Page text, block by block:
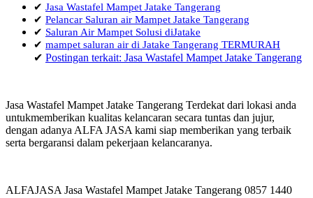
✔ Jasa Wastafel Mampet Jatake Tangerang
✔ Pelancar Saluran air Mampet Jatake Tangerang
✔ Saluran Air Mampet Solusi diJatake
✔ mampet saluran air di Jatake Tangerang TERMURAH
✔ Postingan terkait: Jasa Wastafel Mampet Jatake Tangerang
Jasa Wastafel Mampet Jatake Tangerang Terdekat dari lokasi anda
untukmemberikan kualitas kelancaran secara tuntas dan jujur,
dengan adanya ALFA JASA kami siap memberikan yang terbaik
serta bergaransi dalam pekerjaan kelancaranya.
ALFAJASA Jasa Wastafel Mampet Jatake Tangerang 0857 1440